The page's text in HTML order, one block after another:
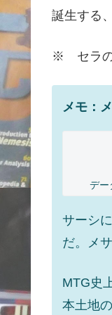
誕生する
※ セラの
メモ：
デー
サーシ
だ。メ
MTG史
本土地